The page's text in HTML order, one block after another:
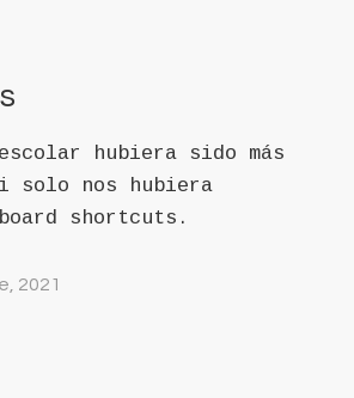
hubiera sido más
solo nos hubiera
shortcuts.
2021